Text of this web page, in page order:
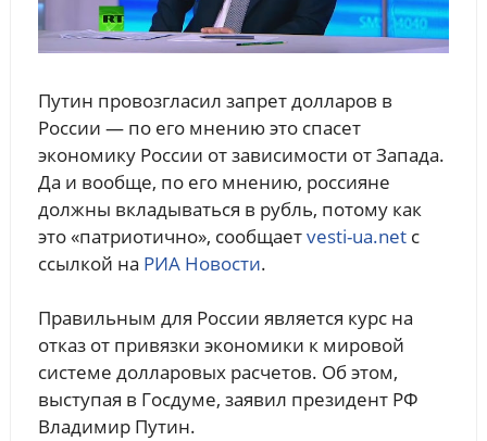
Путин провозгласил запрет долларов в
России — по его мнению это спасет
экономику России от зависимости от Запада.
Да и вообще, по его мнению, россияне
должны вкладываться в рубль, потому как
это «патриотично», сообщаетvesti-ua.netс
ссылкой на РИА Новости.
Правильным для России является курс на
отказ от привязки экономики к мировой
системе долларовых расчетов. Об этом,
выступая в Госдуме, заявил президент РФ
Владимир Путин.